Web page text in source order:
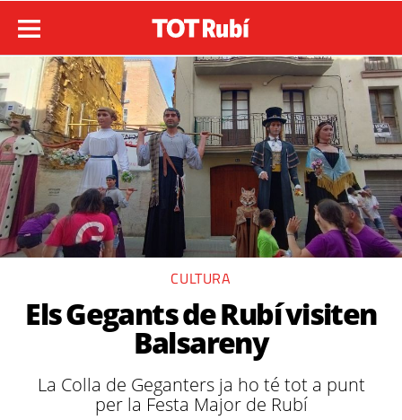
CULTURA
Els Gegants de Rubí visiten
Balsareny
La Colla de Geganters ja ho té tot a punt
per la Festa Major de Rubí